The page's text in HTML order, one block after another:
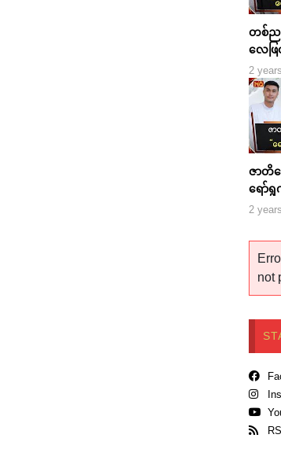
တစ်ည
လေဖ
2
ဇာတိမ
ရော်
2
not